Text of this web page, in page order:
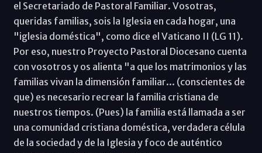
el Secretariado de Pastoral Familiar. Vosotras,
queridas familias, sois la Iglesia en cada hogar, una
"iglesia doméstica", como dice el Vaticano II (LG 11).
Por eso, nuestro Proyecto Pastoral Diocesano cuenta
con vosotros y os alienta "a que los matrimonios y las
familias vivan la dimensión familiar... (conscientes de
que) es necesario recrear la familia cristiana de
nuestros tiempos. (Pues) la familia está llamada a ser
una comunidad cristiana doméstica, verdadera célula
de la sociedad y de la Iglesia y foco de auténtico